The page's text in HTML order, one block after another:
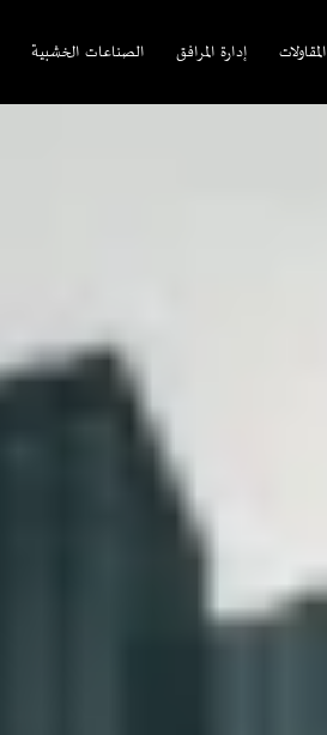
المقاولات إدارة المرافق الصناعات الخشبية